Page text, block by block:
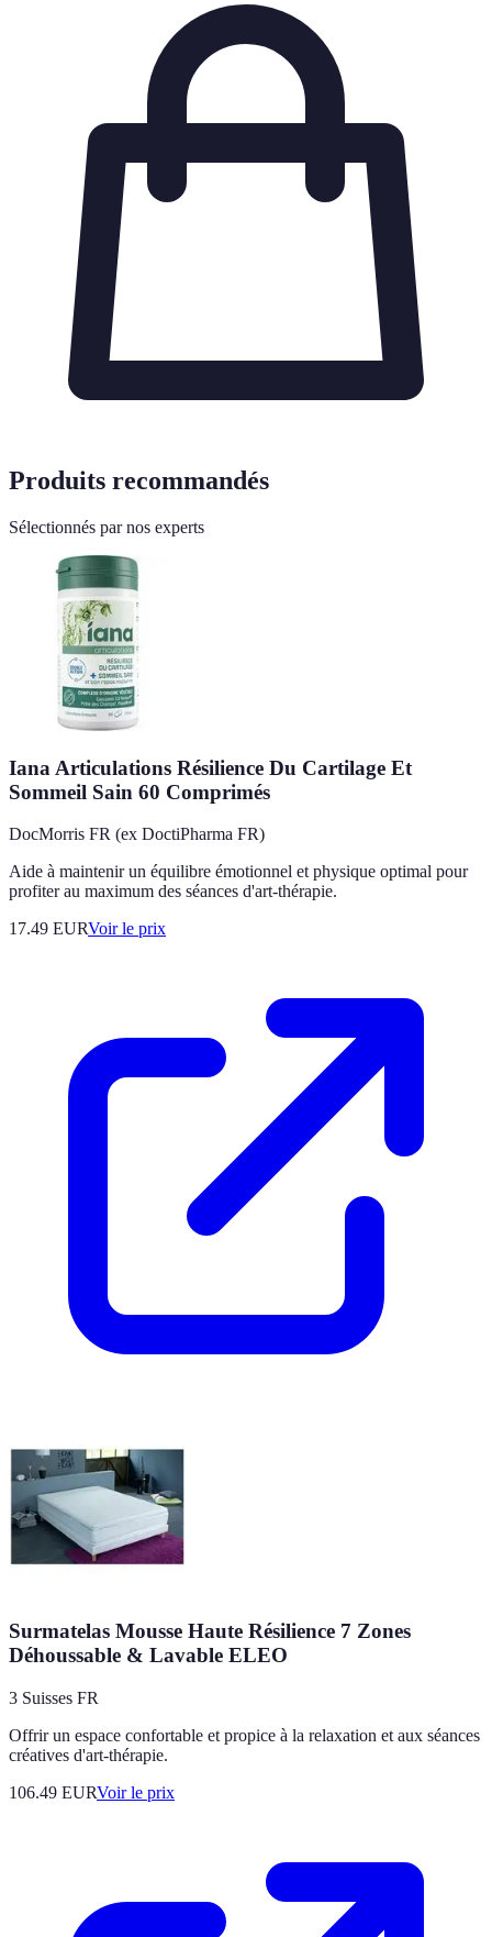
Produits recommandés
Sélectionnés par nos experts
Iana Articulations Résilience Du Cartilage Et
Sommeil Sain 60 Comprimés
DocMorris FR (ex DoctiPharma FR)
Aide à maintenir un équilibre émotionnel et physique optimal pour
profiter au maximum des séances d'art-thérapie.
17.49 EURVoir le prix
Surmatelas Mousse Haute Résilience 7 Zones
Déhoussable & Lavable ELEO
3 Suisses FR
Offrir un espace confortable et propice à la relaxation et aux séances
créatives d'art-thérapie.
106.49 EURVoir le prix